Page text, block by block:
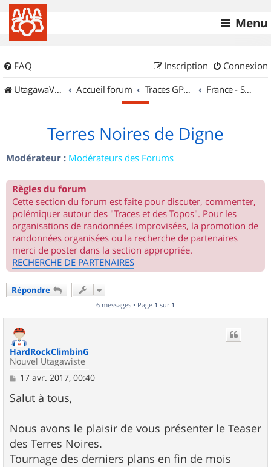
Menu
FAQ Connexion
Inscription
UtagawaVTT (Randos VTT et VTTAE avec traces GPS)
Accueil forum Traces GPS de randos VTT France - Sud Est
Terres Noires de Digne
Modérateur : Modérateurs des Forums
Règles du forum
Cette section du forum est faite pour discuter, commenter,
polémiquer autour des "Traces et des Topos". Pour les
organisations de randonnées improvisées, la promotion de
randonnées organisées ou la recherche de partenaires
merci de poster dans la section appropriée.
RECHERCHE DE PARTENAIRES
Répondre
6 messages • Page 1 sur 1
HardRockClimbinG
Nouvel Utagawiste
M
s
s
g
e
17 avr. 2017, 00:40
Salut à tous,
Nous avons le plaisir de vous présenter le Teaser
des Terres Noires.
Tournage des derniers plans en fin de mois